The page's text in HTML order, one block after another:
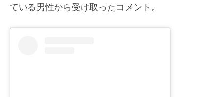
ている男性から受け取ったコメント。